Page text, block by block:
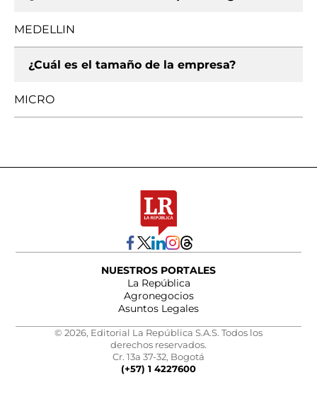
MEDELLIN
¿Cuál es el tamaño de la empresa?
MICRO
NUESTROS PORTALES
La República
Agronegocios
Asuntos Legales
© 2026, Editorial La República S.A.S. Todos los
derechos reservados.
Cr. 13a 37-32, Bogotá
(+57) 1 4227600